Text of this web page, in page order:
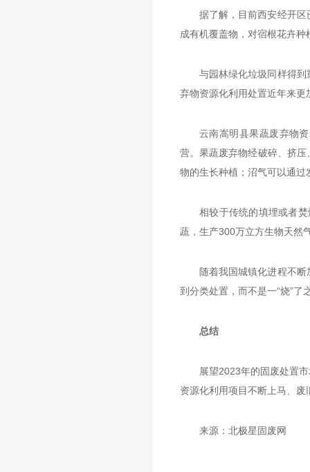
据了解，目前西安经开
成有机覆盖物，对宿根花卉
与园林绿化垃圾同样得
弃物资源化利用处置近年来
云南嵩明县果蔬废弃物
营。果蔬废弃物经破碎、挤
物的生长种植；沼气可以通
相较于传统的填埋或者
蔬，生产300万立方生物天然
随着我国城镇化进程不
到分类处置，而不是一“烧”了
总结
展望2023年的固废处置
资源化利用项目不断上马、
来源：北极星固废网